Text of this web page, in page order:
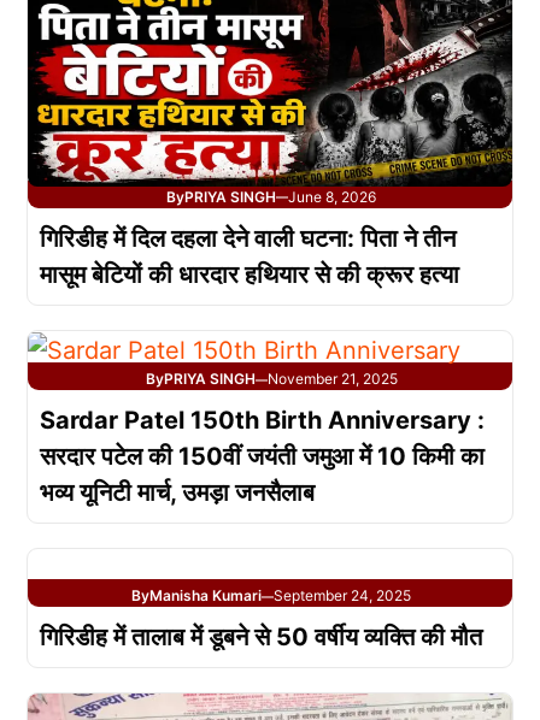
ByPRIYA SINGH—June 8, 2026
गिरिडीह में दिल दहला देने वाली घटना: पिता ने तीन
मासूम बेटियों की धारदार हथियार से की क्रूर हत्या
ByPRIYA SINGH—November 21, 2025
Sardar Patel 150th Birth Anniversary :
सरदार पटेल की 150वीं जयंती जमुआ में 10 किमी का
भव्य यूनिटी मार्च, उमड़ा जनसैलाब
ByManisha Kumari—September 24, 2025
गिरिडीह में तालाब में डूबने से 50 वर्षीय व्यक्ति की मौत